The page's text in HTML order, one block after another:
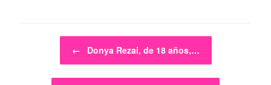
Post navigation
← Donya Rezai, de 18 años,…